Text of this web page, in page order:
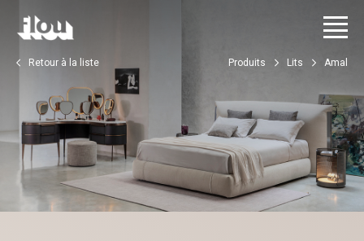
Retour à la liste Produits Lits Amal